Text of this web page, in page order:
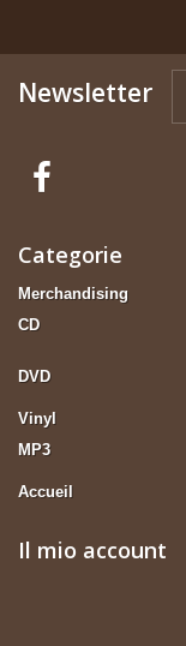
Newsletter
Categorie
Merchandising
CD
DVD
Vinyl
MP3
Accueil
Il mio account